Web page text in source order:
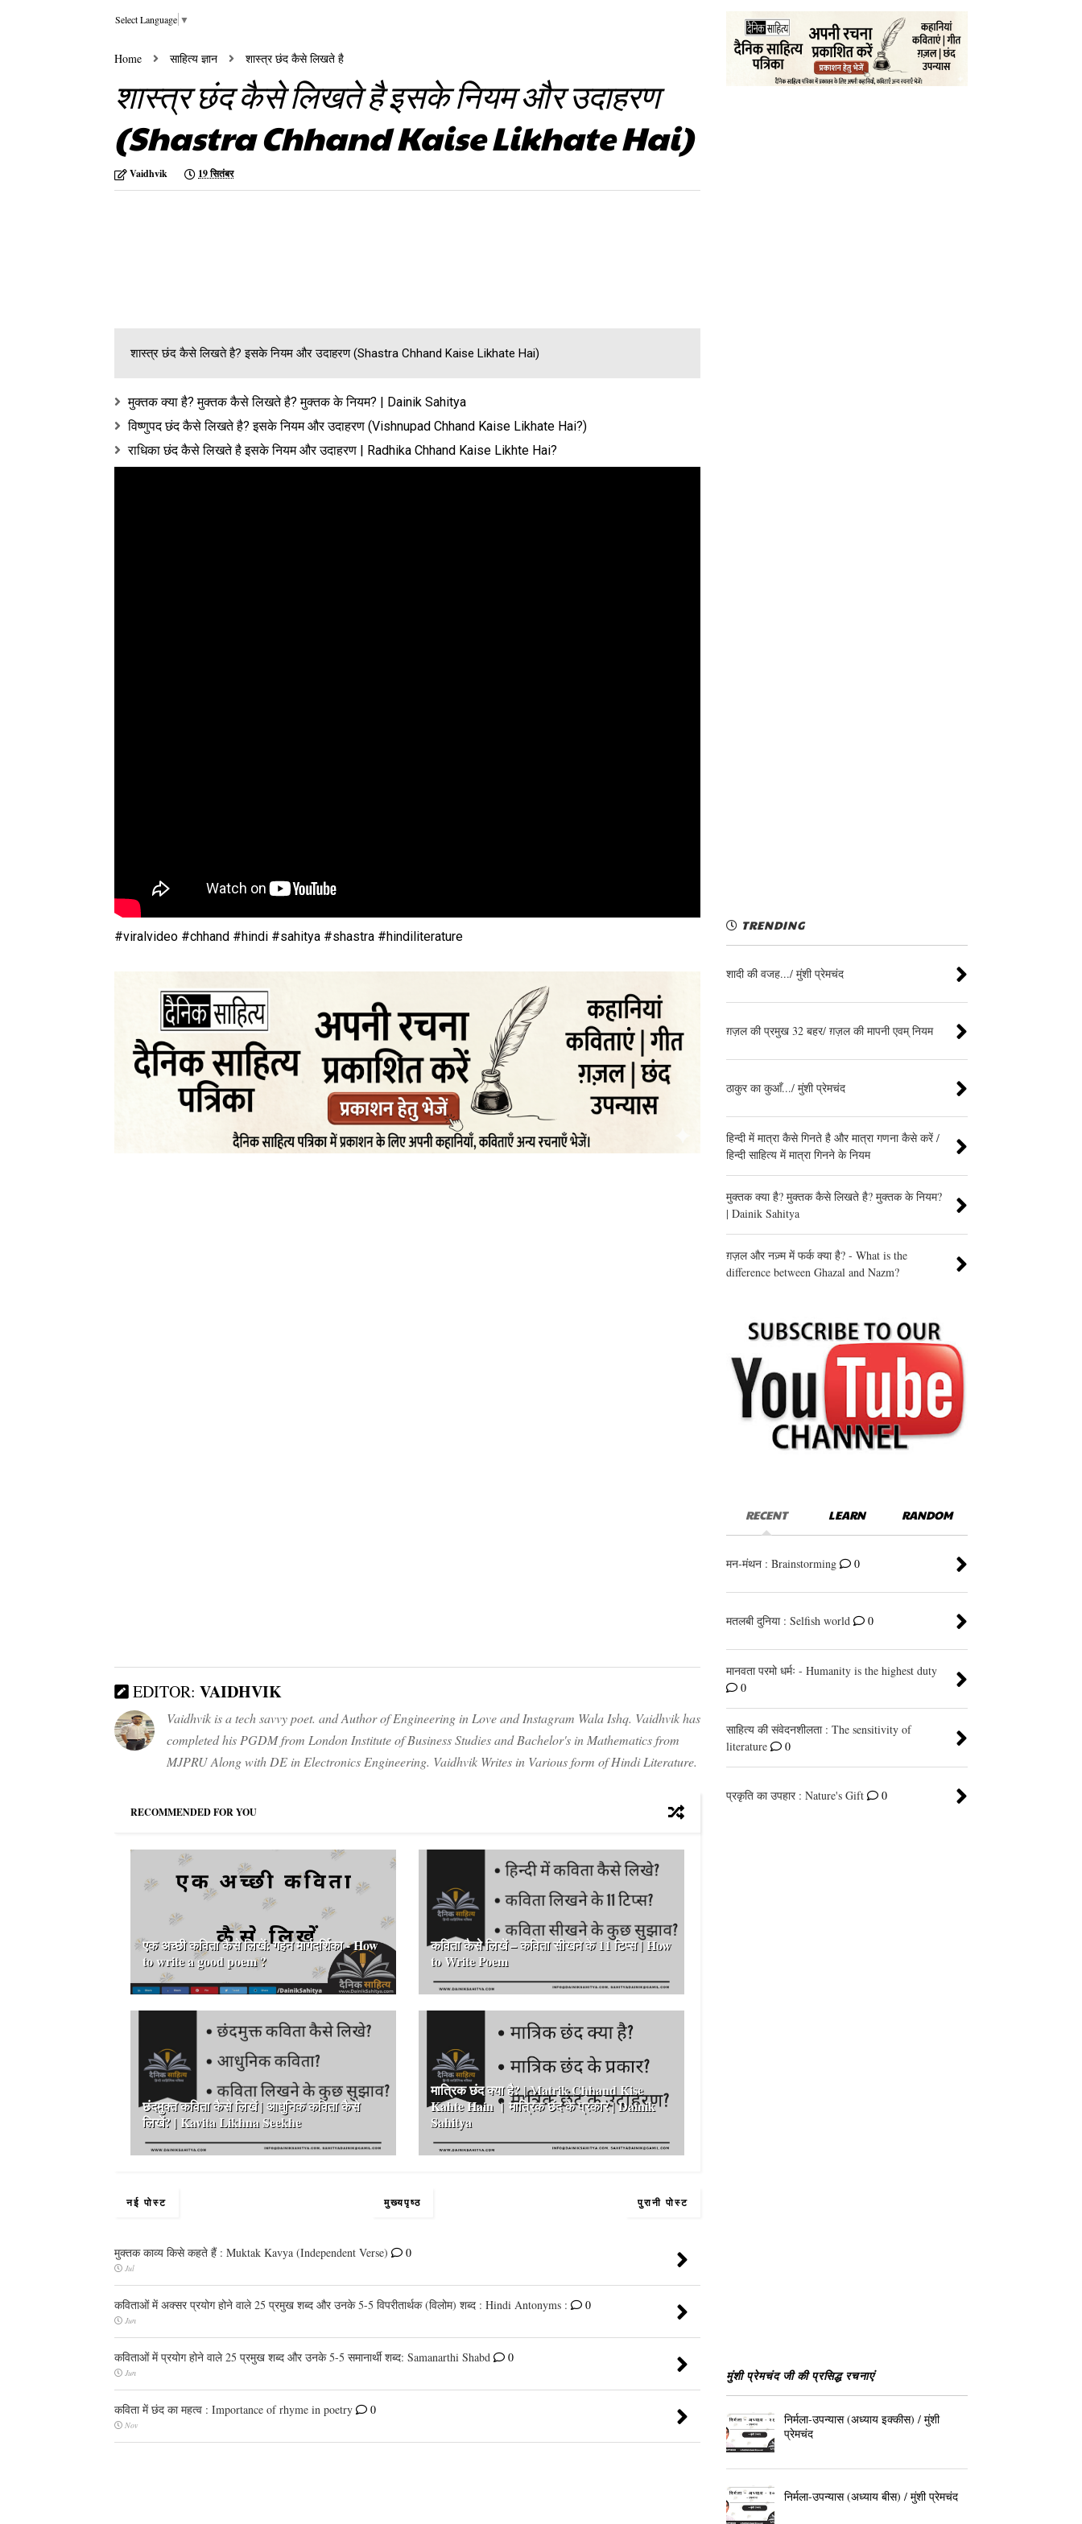
Select Language ▼
Home साहित्य ज्ञान शास्त्र छंद कैसे लिखते है
शास्त्र छंद कैसे लिखते है इसके नियम और उदाहरण
(Shastra Chhand Kaise Likhate Hai)
Vaidhvik 19 सितंबर
शास्त्र छंद कैसे लिखते है? इसके नियम और उदाहरण (Shastra Chhand Kaise Likhate Hai)
मुक्तक क्या है? मुक्तक कैसे लिखते है? मुक्तक के नियम? | Dainik Sahitya
विष्णुपद छंद कैसे लिखते है? इसके नियम और उदाहरण (Vishnupad Chhand Kaise Likhate Hai?)
राधिका छंद कैसे लिखते है इसके नियम और उदाहरण | Radhika Chhand Kaise Likhte Hai?
#viralvideo #chhand #hindi #sahitya #shastra #hindiliterature
EDITOR: VAIDHVIK
Vaidhvik is a tech savvy poet. and Author of Engineering in Love and Instagram Wala Ishq. Vaidhvik has
completed his PGDM from London Institute of Business Studies and Bachelor's in Mathematics from
MJPRU Along with DE in Electronics Engineering. Vaidhvik Writes in Various form of Hindi Literature.
RECOMMENDED FOR YOU
एक अच्छी कविता कैसे लिखें: गहन मार्गदर्शिका - How
to write a good poem ?
कविता कैसे लिखें – कविता सीखने के 11 टिप्स | How
to Write Poem
छंदमुक्त कविता कैसे लिखें | आधुनिक कविता कैसे
लिखें? | Kavita Likhna Seekhe
मात्रिक छंद क्या है? | Matrik Chhand Kise
Kahte Hain । मात्रिक छंद के प्रकार | Dainik
Sahitya
नई पोस्ट पुरानी पोस्ट
मुख्यपृष्ठ
मुक्तक काव्य किसे कहते हैं : Muktak Kavya (Independent Verse) 0
Jul
कविताओं में अक्सर प्रयोग होने वाले 25 प्रमुख शब्द और उनके 5-5 विपरीतार्थक (विलोम) शब्द : Hindi Antonyms : 0
Jun
कविताओं में प्रयोग होने वाले 25 प्रमुख शब्द और उनके 5-5 समानार्थी शब्द: Samanarthi Shabd 0
Jun
कविता में छंद का महत्व : Importance of rhyme in poetry 0
Nov
TRENDING
शादी की वजह.../ मुंशी प्रेमचंद
ग़ज़ल की प्रमुख 32 बहर/ ग़ज़ल की मापनी एवम् नियम
ठाकुर का कुआँ.../ मुंशी प्रेमचंद
हिन्दी में मात्रा कैसे गिनते है और मात्रा गणना कैसे करें /
हिन्दी साहित्य में मात्रा गिनने के नियम
मुक्तक क्या है? मुक्तक कैसे लिखते है? मुक्तक के नियम?
| Dainik Sahitya
ग़ज़ल और नज़्म में फर्क क्या है? - What is the
difference between Ghazal and Nazm?
RECENT LEARN RANDOM
मन-मंथन : Brainstorming 0
मतलबी दुनिया : Selfish world 0
मानवता परमो धर्मः - Humanity is the highest duty
0
साहित्य की संवेदनशीलता : The sensitivity of
literature
0
प्रकृति का उपहार : Nature's Gift 0
मुंशी प्रेमचंद जी की प्रसिद्ध रचनाएं
निर्मला-उपन्यास (अध्याय इक्कीस) / मुंशी
प्रेमचंद
निर्मला-उपन्यास (अध्याय बीस) / मुंशी प्रेमचंद